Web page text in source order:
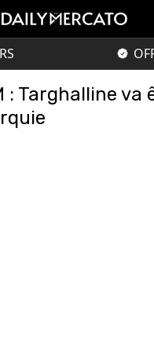
: Targhalline va